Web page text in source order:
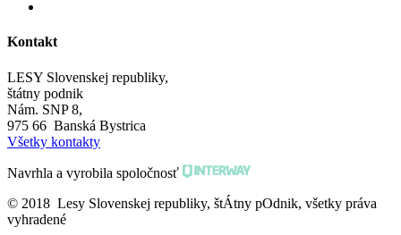
Kontakt
LESY Slovenskej republiky,
štátny podnik
Nám. SNP 8,
975 66 Banská Bystrica
Všetky kontakty
Navrhla a vyrobila spoločnosť
© 2018 Lesy Slovenskej republiky, štÁtny pOdnik, všetky práva
vyhradené